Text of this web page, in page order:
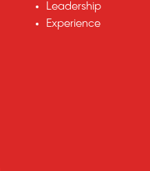
Leadership
Experience